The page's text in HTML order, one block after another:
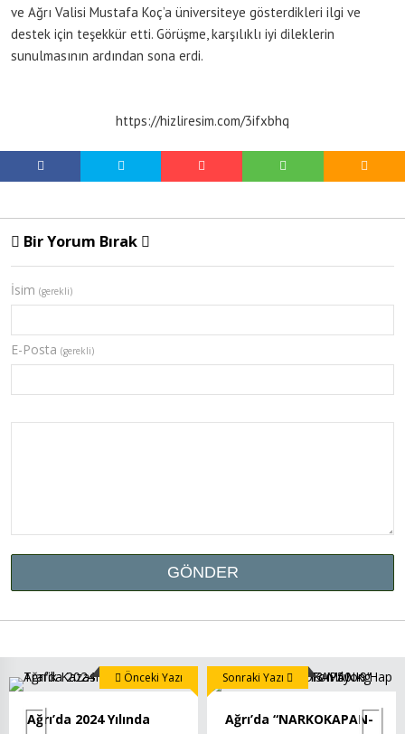
ve Ağrı Valisi Mustafa Koç’a üniversiteye gösterdikleri ilgi ve
destek için teşekkür etti. Görüşme, karşılıklı iyi dileklerin
sunulmasının ardından sona erdi.
https://hizliresim.com/3ifxbhq
Bir Yorum Bırak
İsim (gerekli)
E-Posta (gerekli)
Ağrı’da 2024 Yılında
Önceki Yazı
Ağrı’da “NARKOKAPAN-
Sonraki Yazı